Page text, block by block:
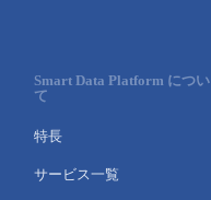
Smart Data Platform につい
て
特長
サービス一覧